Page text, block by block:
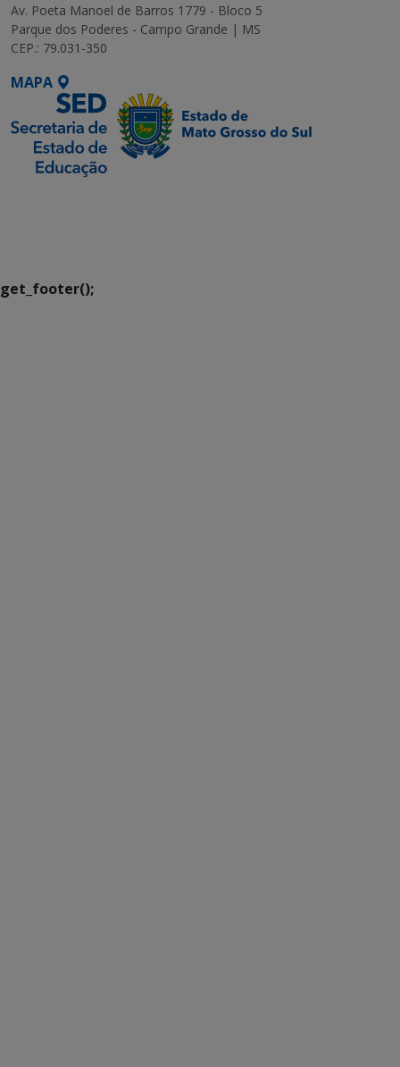
Av. Poeta Manoel de Barros 1779 - Bloco 5
Parque dos Poderes - Campo Grande | MS
CEP.: 79.031-350
MAPA
get_footer();